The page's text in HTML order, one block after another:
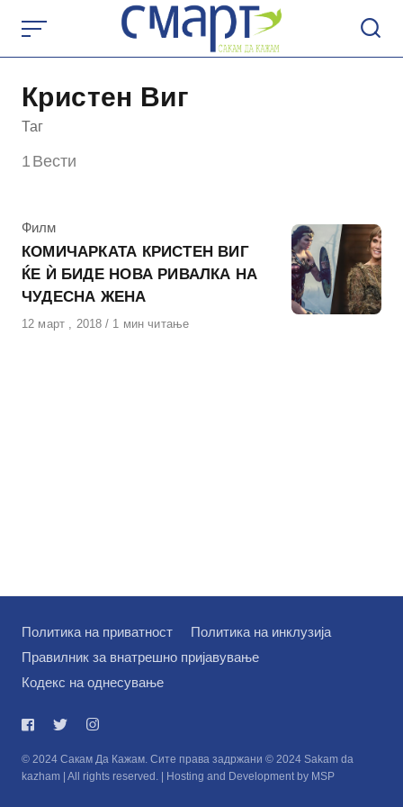
content
Кристен Виг
Таг
1 Вести
КАтегорија
Филм
КОМИЧАРКАТА КРИСТЕН ВИГ
ЌЕ Ѝ БИДЕ НОВА РИВАЛКА НА
ЧУДЕСНА ЖЕНА
Објавено
12 март , 2018 1 мин читање
Политика на приватност
Политика на инклузија
Правилник за внатрешно пријавување
Кодекс на однесување
© 2024 Сакам Да Кажам. Сите права задржани © 2024 Sakam da
kazham | All rights reserved. | Hosting and Development by MSP